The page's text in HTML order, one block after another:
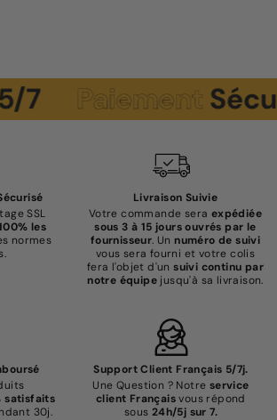
PaiementSécurisé
SSL
les
normes
Livraison Suivie
Votre commande sera expédiée
sous 3 à 15 jours ouvrés par le
fournisseur. Un numéro de suivi
vous sera fourni et votre colis
fera l'objet d'unsuivi continu par
notre équipe jusqu'à sa livraison.
satisfaits
30j.
Support Client Français 5/7j.
Une Question ? Notre service
client Françaisvous répond
sous 24h/5j sur 7.